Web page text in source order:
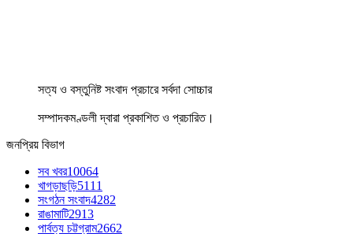
সত্য ও বস্তুনিষ্ট সংবাদ প্রচারে সর্বদা সোচ্চার
সম্পাদকমণ্ডলী দ্বারা প্রকাশিত ও প্রচারিত।
জনপ্রিয় বিভাগ
সব খবর10064
খাগড়াছড়ি5111
সংগঠন সংবাদ4282
রাঙামাটি2913
পার্বত্য চট্টগ্রাম2662